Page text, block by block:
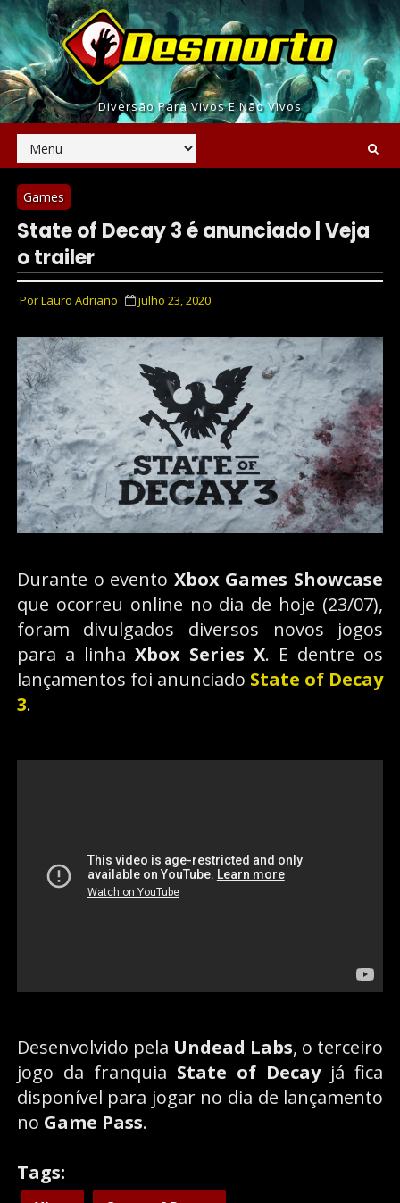
Diversão Para Vivos E Não Vivos
Games
State of Decay 3 é anunciado | Veja
o trailer
PorLauro Adriano julho 23, 2020
Durante o evento Xbox Games Showcase
que ocorreu online no dia de hoje (23/07),
foram divulgados diversos novos jogos
para a linha Xbox Series X. E dentre os
lançamentos foi anunciado State of Decay
3.
Desenvolvido pela Undead Labs, o terceiro
jogo da franquia State of Decayjá fica
disponível para jogar no dia de lançamento
no Game Pass.
Tags: